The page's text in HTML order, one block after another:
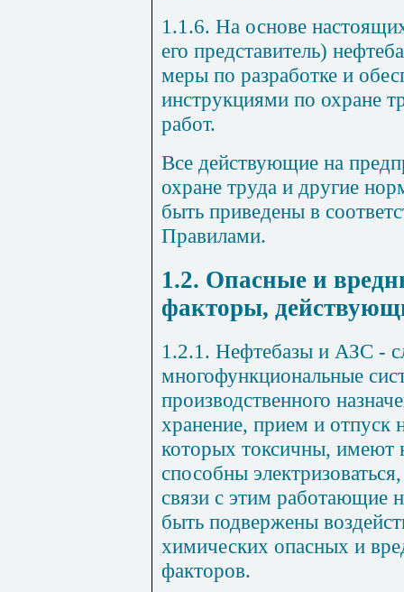
1.1.6. На основе
его представитель)
меры по разработке и
инструкциями по охране
работ.
Все действующие на
охране труда и другие
быть приведены в
Правилами.
1.2. Опасные и
факторы,
1.2.1. Нефтебазы и АЗС -
многофункциональные
производственного
хранение, прием и отпуск
которых токсичны, имеют
способны
связи с этим работающие
быть подвержены
химических опасных и
факторов.